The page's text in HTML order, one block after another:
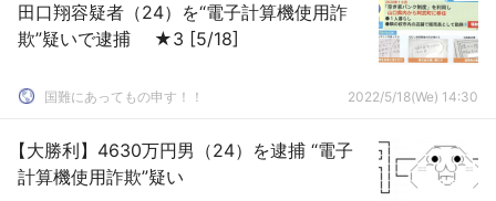
田口翔容疑者（24）を“電子計算機使用詐
欺”疑いで逮捕 ★3 [5/18]
国難にあってもの申す！！ 2022/5/18(We) 14:30
【大勝利】4630万円男（24）を逮捕 “電子
計算機使用詐欺”疑い